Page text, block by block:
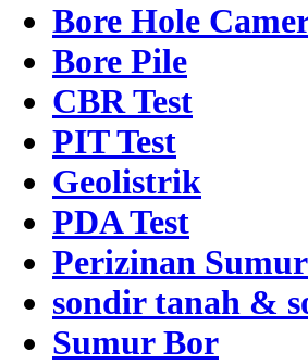
Bore Hole
Bore Pile
CBR Test
PIT Test
Geolistrik
PDA Test
Perizinan
sondir tanah &
Sumur Bor